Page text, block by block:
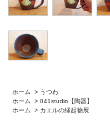
ホーム > うつわ
ホーム
> 841studio【陶器】
ホーム
> カエルの縁起物展